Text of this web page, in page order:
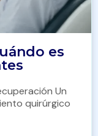
es
Un
quirúrgico